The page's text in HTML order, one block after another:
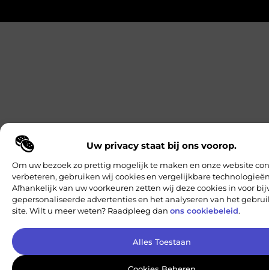
Uw privacy staat bij ons voorop.
Om uw bezoek zo prettig mogelijk te maken en onze website
verbeteren, gebruiken wij cookies en vergelijkbare
Afhankelijk van uw voorkeuren zetten wij deze cookies in voor
gepersonaliseerde advertenties en het analyseren van het
site. Wilt u meer weten? Raadpleeg dan ons cookiebeleid.
Alles Toestaan